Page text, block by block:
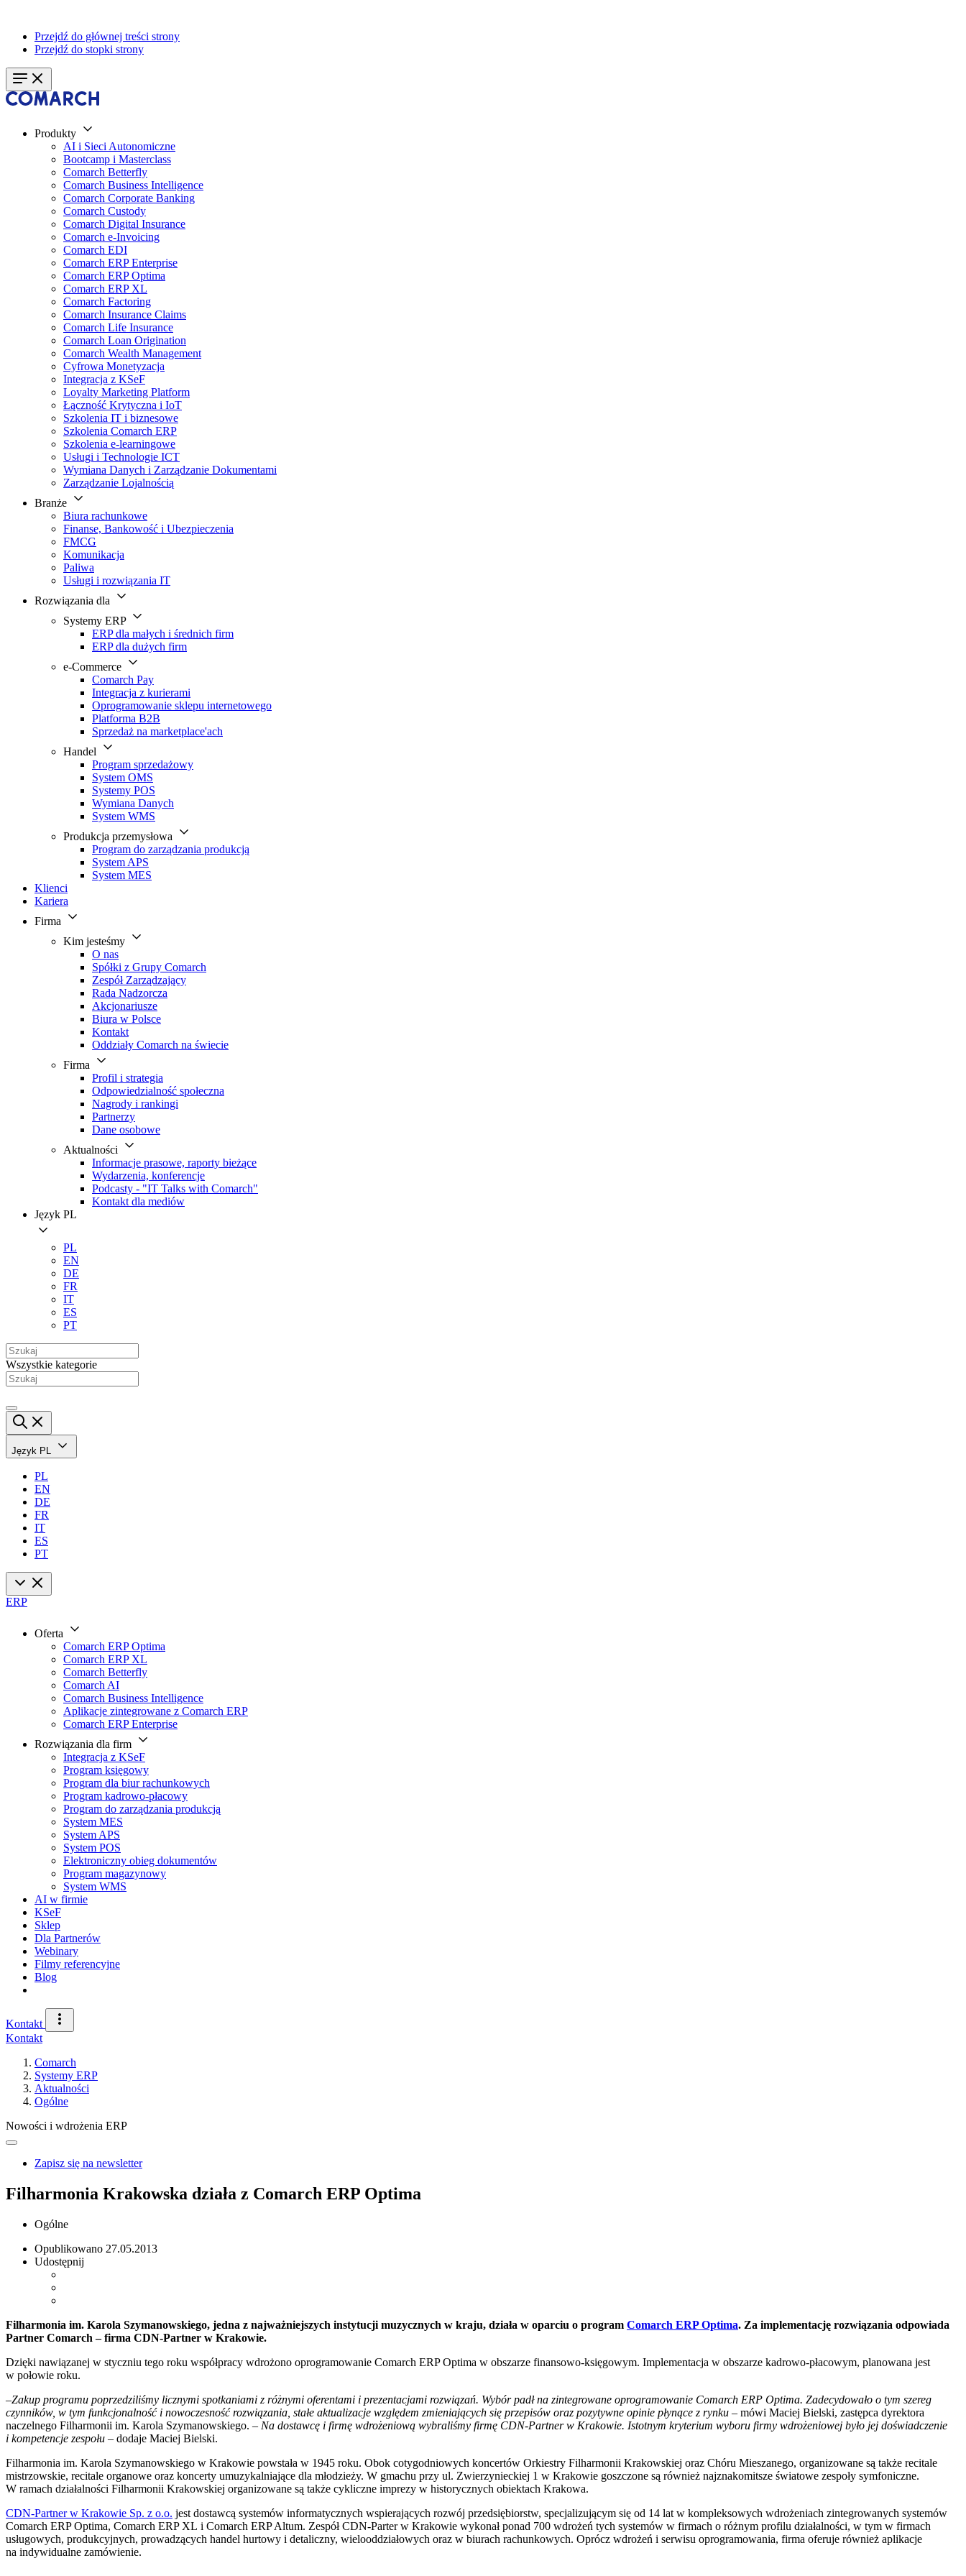
Przejdź do głównej treści strony
Przejdź do stopki strony
Produkty
AI i Sieci Autonomiczne
Bootcamp i Masterclass
Comarch Betterfly
Comarch Business Intelligence
Comarch Corporate Banking
Comarch Custody
Comarch Digital Insurance
Comarch e-Invoicing
Comarch EDI
Comarch ERP Enterprise
Comarch ERP Optima
Comarch ERP XL
Comarch Factoring
Comarch Insurance Claims
Comarch Life Insurance
Comarch Loan Origination
Comarch Wealth Management
Cyfrowa Monetyzacja
Integracja z KSeF
Loyalty Marketing Platform
Łączność Krytyczna i IoT
Szkolenia IT i biznesowe
Szkolenia Comarch ERP
Szkolenia e-learningowe
Usługi i Technologie ICT
Wymiana Danych i Zarządzanie Dokumentami
Zarządzanie Lojalnością
Branże
Biura rachunkowe
Finanse, Bankowość i Ubezpieczenia
FMCG
Komunikacja
Paliwa
Usługi i rozwiązania IT
Rozwiązania dla
Systemy ERP
ERP dla małych i średnich firm
ERP dla dużych firm
e-Commerce
Comarch Pay
Integracja z kurierami
Oprogramowanie sklepu internetowego
Platforma B2B
Sprzedaż na marketplace'ach
Handel
Program sprzedażowy
System OMS
Systemy POS
Wymiana Danych
System WMS
Produkcja przemysłowa
Program do zarządzania produkcją
System APS
System MES
Klienci
Kariera
Firma
Kim jesteśmy
O nas
Spółki z Grupy Comarch
Zespół Zarządzający
Rada Nadzorcza
Akcjonariusze
Biura w Polsce
Kontakt
Oddziały Comarch na świecie
Firma
Profil i strategia
Odpowiedzialność społeczna
Nagrody i rankingi
Partnerzy
Dane osobowe
Aktualności
Informacje prasowe, raporty bieżące
Wydarzenia, konferencje
Podcasty - "IT Talks with Comarch"
Kontakt dla mediów
Język PL
PL
EN
DE
FR
IT
ES
PT
Wszystkie kategorie
Język PL
PL
EN
DE
FR
IT
ES
PT
ERP
Oferta
Comarch ERP Optima
Comarch ERP XL
Comarch Betterfly
Comarch AI
Comarch Business Intelligence
Aplikacje zintegrowane z Comarch ERP
Comarch ERP Enterprise
Rozwiązania dla firm
Integracja z KSeF
Program księgowy
Program dla biur rachunkowych
Program kadrowo-płacowy
Program do zarządzania produkcją
System MES
System APS
System POS
Elektroniczny obieg dokumentów
Program magazynowy
System WMS
AI w firmie
KSeF
Sklep
Dla Partnerów
Webinary
Filmy referencyjne
Blog
Kontakt
Kontakt
Comarch
Systemy ERP
Aktualności
Ogólne
Nowości i wdrożenia ERP
Zapisz się na newsletter
Filharmonia Krakowska działa z Comarch ERP Optima
Ogólne
Opublikowano 27.05.2013
Udostępnij
Filharmonia im. Karola Szymanowskiego, jedna z najważniejszych instytucji muzycznych w kraju, działa w oparciu o program Comarch ERP Optima. Za implementację rozwiązania odpowiada
Partner Comarch – firma CDN-Partner w Krakowie.
Dzięki nawiązanej w styczniu tego roku współpracy wdrożono oprogramowanie Comarch ERP Optima w obszarze finansowo-księgowym. Implementacja w obszarze kadrowo-płacowym, planowana jest
w połowie roku.
–Zakup programu poprzedziliśmy licznymi spotkaniami z różnymi oferentami i prezentacjami rozwiązań. Wybór padł na zintegrowane oprogramowanie Comarch ERP Optima. Zadecydowało o tym szereg
czynników, w tym funkcjonalność i nowoczesność rozwiązania, stałe aktualizacje względem zmieniających się przepisów oraz pozytywne opinie płynące z rynku – mówi Maciej Bielski, zastępca dyrektora
naczelnego Filharmonii im. Karola Szymanowskiego. – Na dostawcę i firmę wdrożeniową wybraliśmy firmę CDN-Partner w Krakowie. Istotnym kryterium wyboru firmy wdrożeniowej było jej doświadczenie
i kompetencje zespołu – dodaje Maciej Bielski.
Filharmonia im. Karola Szymanowskiego w Krakowie powstała w 1945 roku. Obok cotygodniowych koncertów Orkiestry Filharmonii Krakowskiej oraz Chóru Mieszanego, organizowane są także recitale
mistrzowskie, recitale organowe oraz koncerty umuzykalniające dla młodzieży. W gmachu przy ul. Zwierzynieckiej 1 w Krakowie goszczone są również najznakomitsze światowe zespoły symfoniczne.
W ramach działalności Filharmonii Krakowskiej organizowane są także cykliczne imprezy w historycznych obiektach Krakowa.
CDN-Partner w Krakowie Sp. z o.o. jest dostawcą systemów informatycznych wspierających rozwój przedsiębiorstw, specjalizującym się od 14 lat w kompleksowych wdrożeniach zintegrowanych systemów
Comarch ERP Optima, Comarch ERP XL i Comarch ERP Altum. Zespół CDN-Parter w Krakowie wykonał ponad 700 wdrożeń tych systemów w firmach o różnym profilu działalności, w tym w firmach
usługowych, produkcyjnych, prowadzących handel hurtowy i detaliczny, wielooddziałowych oraz w biurach rachunkowych. Oprócz wdrożeń i serwisu oprogramowania, firma oferuje również aplikacje
na indywidualne zamówienie.